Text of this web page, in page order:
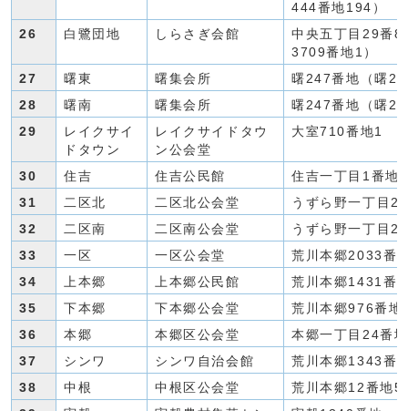
444番地194）
26
白鷺団地 しらさぎ会館
中央五丁目29番8
3709番地1）
27
曙東 曙集会所
曙247番地（曙
28
曙南 曙集会所
曙247番地（曙
29
レイクサイ
ドタウン
レイクサイドタウ
ン公会堂
大室710番地1
30 住吉 住吉公民館
住吉一丁目1番地
31
二区北 二区北公会堂
うずら野一丁目
32
二区南 二区南公会堂
うずら野一丁目
33
一区 一区公会堂
荒川本郷2033番
34
上本郷 上本郷公民館
荒川本郷1431番
35
下本郷 下本郷公会堂
荒川本郷976番地
36
本郷 本郷区公会堂
本郷一丁目24番
37
シンワ シンワ自治会館
荒川本郷1343番
38
中根 中根区公会堂
荒川本郷12番地5